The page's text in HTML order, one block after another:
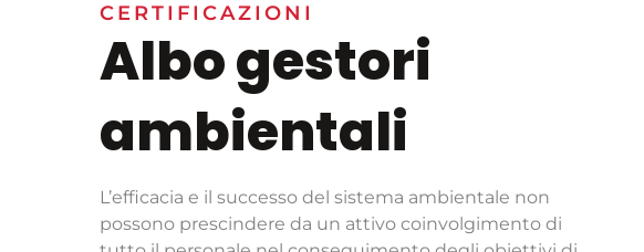
CERTIFICAZIONI
Albo gestori
ambientali
L’efficacia e il successo del sistema ambientale non
possono prescindere da un attivo coinvolgimento di